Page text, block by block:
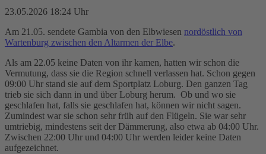
23.05.2026 18:24 Uhr
Am 21.05. sendete Gambia von den Elbwiesen nordöstlich von
Wartenburg zwischen den Altarmen der Elbe.
Als am 22.05 keine Daten von ihr kamen, hatten wir schon die
Vermutung, dass sie die Region schnell verlassen hat. Schon gegen
09:00 Uhr stand sie auf dem Sportplatz Loburg. Den ganzen Tag
trieb sie sich dann in und über Loburg herum. Ob und wo sie
geschlafen hat, falls sie geschlafen hat, können wir nicht sagen.
Zumindest war sie schon sehr früh auf den Flügeln. Sie war sehr
umtriebig, mindestens seit der Dämmerung, also etwa ab 04:00 Uhr.
Zwischen 22:00 Uhr und 04:00 Uhr werden leider keine Daten
aufgezeichnet.